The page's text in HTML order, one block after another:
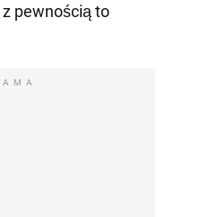
z pewnością to